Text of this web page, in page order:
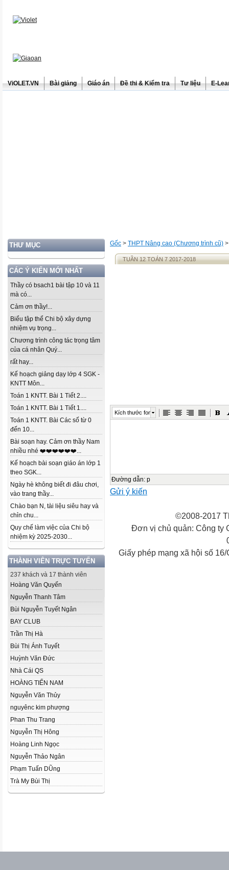
ViOLET.VN Bài giảng Giáo án Đề thi & Kiểm tra Tư liệu E-
THƯ MỤC
CÁC Ý KIẾN MỚI NHẤT
Thầy có bsach1 bài tập 10 và 11
mà có...
Cảm ơn thầy!...
Biểu tập thể Chi bộ xây dựng
nhiệm vụ trọng...
Chương trình công tác trọng tâm
của cá nhân Quý...
rất hay...
Kế hoạch giảng dạy lớp 4 SGK -
KNTT Môn...
Toán 1 KNTT. Bài 1 Tiết 2....
Toán 1 KNTT. Bài 1 Tiết 1....
Toán 1 KNTT. Bài Các số từ 0
đến 10...
Bài soạn hay. Cảm ơn thầy Nam
nhiều nhé ❤️❤️❤️❤️❤️❤️...
Kế hoạch bài soạn giáo án lớp 1
theo SGK...
Ngày hè không biết đi đâu chơi,
vào trang thầy...
Chào bạn N, tài liệu siêu hay và
chỉn chu...
Quy chế làm việc của Chi bộ
nhiệm kỳ 2025-2030...
THÀNH VIÊN TRỰC TUYẾN
237 khách và 17 thành viên
Hoàng Văn Quyến
Nguyễn Thanh Tâm
Bùi Nguyễn Tuyết Ngân
BAY CLUB
Trần Thị Hà
Bùi Thị Ánh Tuyết
Huỳnh Văn Đức
Nhà Cái QS
HOÀNG TIẾN NAM
Nguyễn Văn Thủy
nguyênc kim phượng
Phan Thu Trang
Nguyễn Thị Hông
Hoàng Linh Ngọc
Nguyễn Thảo Ngân
Phạm Tuấn DŨng
Trà My Bùi Thị
Gốc > THPT Nâng cao (Chương trình cũ)
TUẦN 12 TOÁN 7 2017-2018
Kích thước font
Đường dẫn: p
Gửi ý kiến
©2008-2017
Đơn vị chủ quản: Công ty
Giấy phép mạng xã hội số